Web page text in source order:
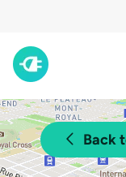
Back